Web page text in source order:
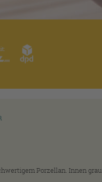
Porzellan. Innen grau